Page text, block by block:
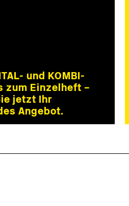
und KOMBI-
zum Einzelheft –
jetzt Ihr
Angebot.